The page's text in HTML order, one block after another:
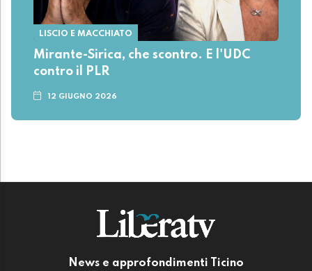
LISCIO E MACCHIATO
Mirante-Sirica, che scontro. E l'UDC
contro il PLR
12 GIUGNO 2026
News e approfondimenti Ticino